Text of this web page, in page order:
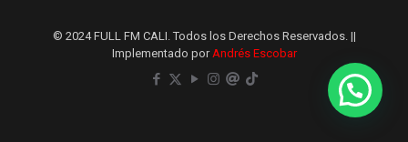
© 2024 FULL FM CALI. Todos los Derechos Reservados. ||
Implementado por Andrés Escobar